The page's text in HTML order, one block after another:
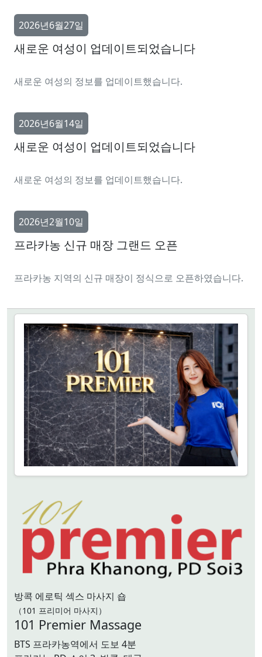
2026년6월27일
새로운 여성이 업데이트되었습니다
새로운 여성의 정보를 업데이트했습니다.
2026년6월14일
새로운 여성이 업데이트되었습니다
새로운 여성의 정보를 업데이트했습니다.
2026년2월10일
프라카농 신규 매장 그랜드 오픈
프라카농 지역의 신규 매장이 정식으로 오픈하였습니다.
방콕 에로틱 섹스 마사지 숍
（101 프리미어 마사지）
101 Premier Massage
BTS 프라카농역에서 도보 4분